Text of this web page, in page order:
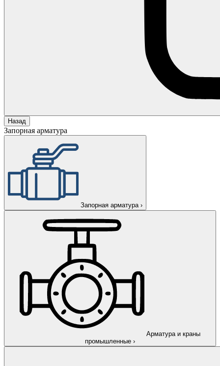
Назад
Запорная арматура
Запорная арматура ›
Арматура и краны
промышленные ›